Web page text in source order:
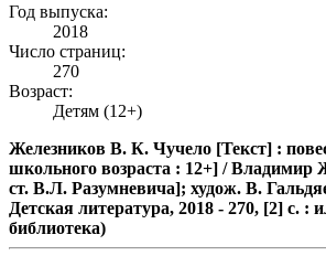
Год выпуска:
2018
Число страниц:
270
Возраст:
Детям (12+)
Железников В. К. Чучело [Текст] :
школьного возраста : 12+] / Владимир
ст. В.Л. Разумневича]; худож. В.
Детская литература, 2018 - 270, [2] с.
библиотека)